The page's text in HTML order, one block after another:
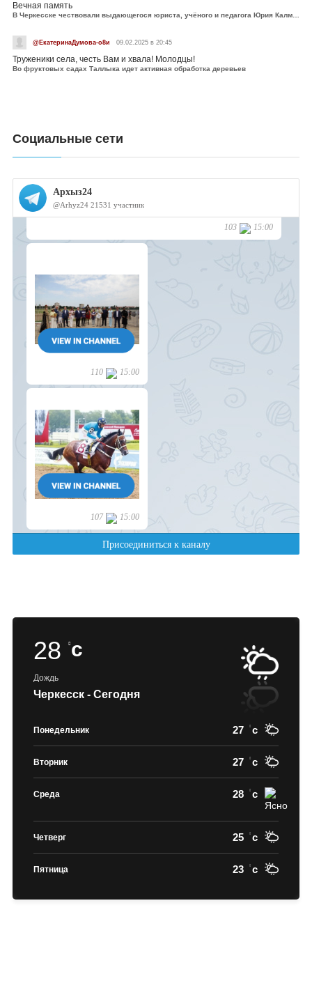
Вечная память
В Черкесске чествовали выдающегося юриста, учёного и педагога Юрия Калмыкова
@ЕкатеринаДумова-о8и 09.02.2025 в 20:45
Труженики села, честь Вам и хвала! Молодцы!
Во фруктовых садах Таллыка идет активная обработка деревьев
Социальные сети
28 c
Дождь
Черкесск - Сегодня
Понедельник 27 c
Вторник 27 c
Среда 28 c
Четверг 25 c
Пятница 23 c